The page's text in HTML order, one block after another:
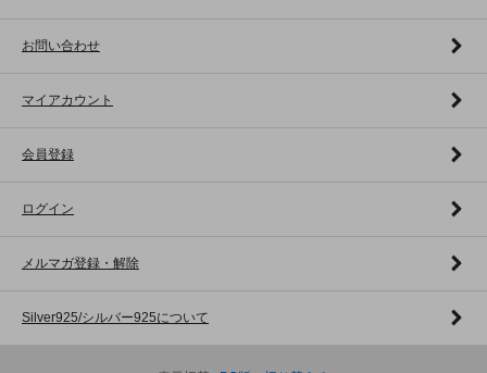
お問い合わせ
マイアカウント
会員登録
ログイン
メルマガ登録・解除
Silver925/シルバー925について